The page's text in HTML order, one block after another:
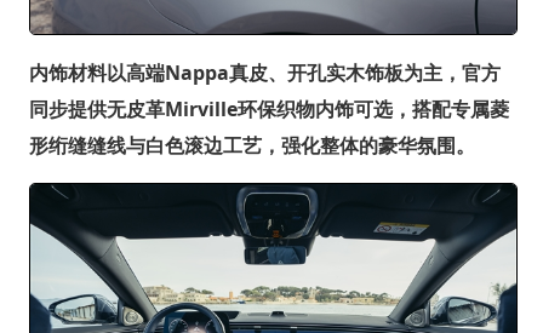
内饰材料以高端Nappa真皮、开孔实木饰板为主，官方
同步提供无皮革Mirville环保织物内饰可选，搭配专属菱
形绗缝缝线与白色滚边工艺，强化整体的豪华氛围。